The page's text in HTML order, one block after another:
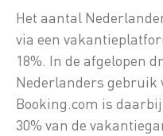
Het aantal
via een
18%. In de afgelopen
Nederlanders gebruik
Booking.com is
30% van de